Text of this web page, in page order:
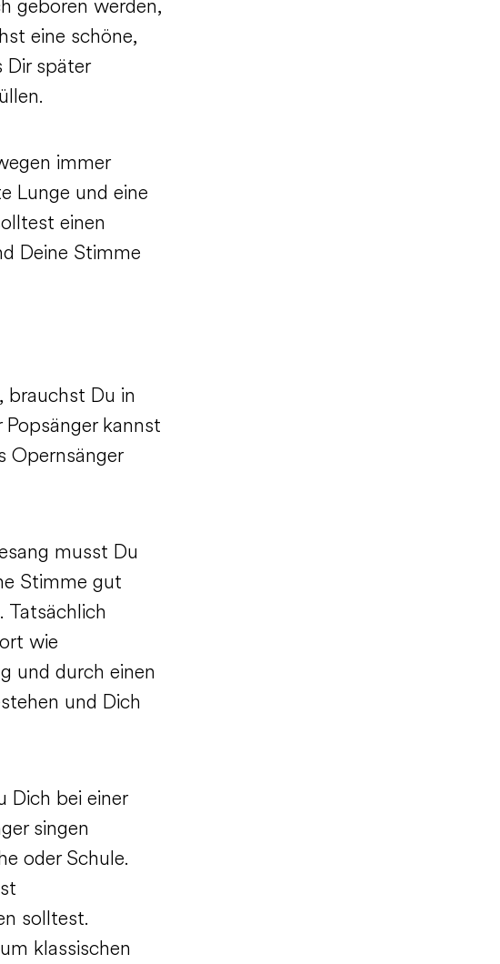
geboren werden,
eine schöne,
Dir später
immer
Lunge und eine
einen
Deine Stimme
brauchst Du in
kannst
Opernsänger
musst Du
Stimme gut
Tatsächlich
wie
und durch einen
und Dich
Dich bei einer
singen
oder Schule.
solltest.
klassischen